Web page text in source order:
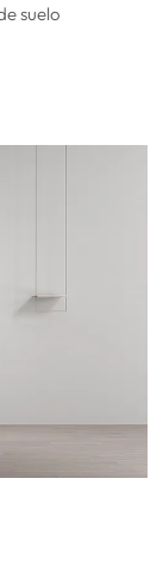
suelo